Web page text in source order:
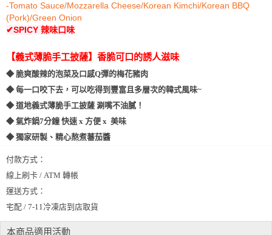
-Tomato Sauce/Mozzarella Cheese/Korean Kimchi/Korean BBQ
(Pork)/Green Onion
✔SPICY 辣味口味
【義式薄脆手工披薩】香脆可口的誘人滋味
◆ 脆爽酸辣的泡菜及口感Q彈的梅花豬肉
◆ 每一口咬下去，可以吃得到豐富且多層次的韓式風味~
◆ 道地義式薄脆手工披薩 涮嘴不油膩！
◆ 氣炸鍋7分鐘 快速 x 方便 x 美味
◆ 獨家研製、精心熬煮蕃茄醬
付款方式：
線上刷卡 / ATM 轉帳
運送方式：
宅配 / 7-11冷凍店到店取貨
本商品適用活動